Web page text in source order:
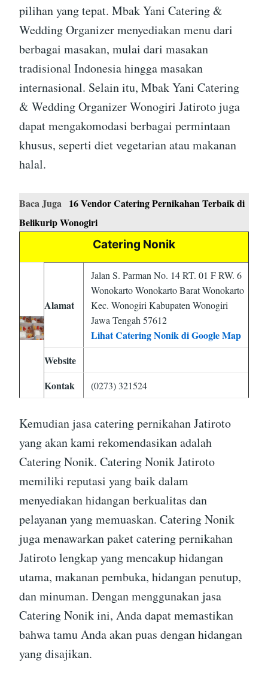
pilihan yang tepat. Mbak Yani Catering &
Wedding Organizer menyediakan menu dari
berbagai masakan, mulai dari masakan
tradisional Indonesia hingga masakan
internasional. Selain itu, Mbak Yani Catering
& Wedding Organizer Wonogiri Jatiroto juga
dapat mengakomodasi berbagai permintaan
khusus, seperti diet vegetarian atau makanan
halal.
Baca Juga 16 Vendor Catering Pernikahan Terbaik di
Belikurip Wonogiri
Catering Nonik
Alamat
Jalan S. Parman No. 14 RT. 01 F RW. 6
Wonokarto Wonokarto Barat Wonokarto
Kec. Wonogiri Kabupaten Wonogiri
Jawa Tengah 57612
Lihat Catering Nonik di Google Map
Website
Kontak
(0273) 321524
Kemudian jasa catering pernikahan Jatiroto
yang akan kami rekomendasikan adalah
Catering Nonik. Catering Nonik Jatiroto
memiliki reputasi yang baik dalam
menyediakan hidangan berkualitas dan
pelayanan yang memuaskan. Catering Nonik
juga menawarkan paket catering pernikahan
Jatiroto lengkap yang mencakup hidangan
utama, makanan pembuka, hidangan penutup,
dan minuman. Dengan menggunakan jasa
Catering Nonik ini, Anda dapat memastikan
bahwa tamu Anda akan puas dengan hidangan
yang disajikan.